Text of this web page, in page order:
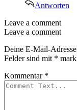
Antworten
Leave a comment
Leave a comment
Deine E-Mail-
Felder sind mit *
Kommentar *